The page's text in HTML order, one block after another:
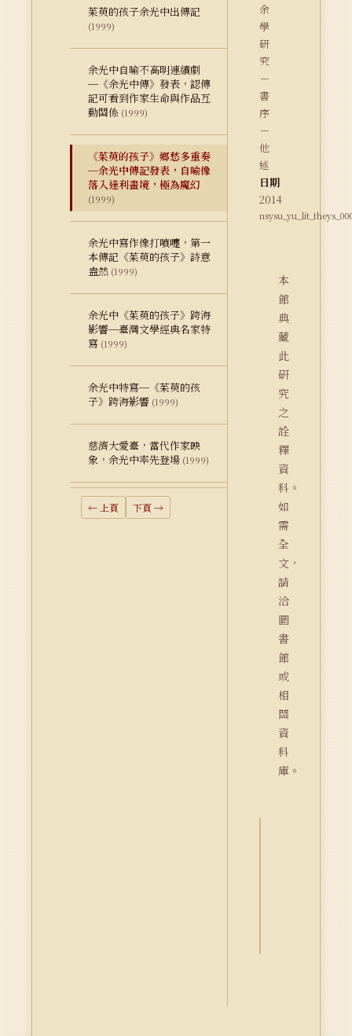
茱萸的孩子余光中出傳記
(1999)
余光中自喻不高明連續劇
─《余光中傳》發表，認傳
記可看到作家生命與作品互
動關係 (1999)
《茱萸的孩子》鄉愁多重奏
─余光中傳記發表，自喻像
落入達利畫境，極為魔幻
(1999)
余光中寫作像打噴嚏，第一
本傳記《茱萸的孩子》詩意
盎然 (1999)
余光中《茱萸的孩子》跨海
影響─臺灣文學經典名家特
寫 (1999)
余光中特寫─《茱萸的孩
子》跨海影響 (1999)
慈濟大愛臺，當代作家映
象，余光中率先登場 (1999)
← 上頁 下頁 →
余
學
研
究
－
書
序
－
他
述
日期
2014
本
館
典
藏
此
研
究
之
詮
釋
資
料。
如
需
全
文，
請
洽
圖
書
館
或
相
關
資
料
庫。